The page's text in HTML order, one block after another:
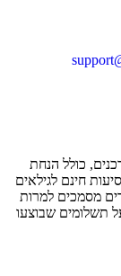
כולל הנחת
חינם לגילאים
מסמכים למרות
תשלומים שבוצעו